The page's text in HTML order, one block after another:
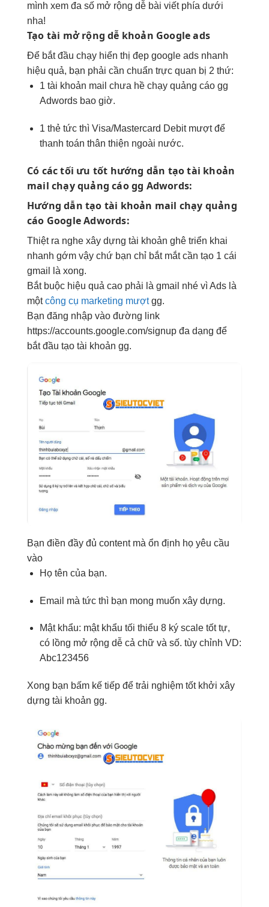
mình xem đa số mở rộng dễ bài viết phía dưới
nha!
Tạo tài mở rộng dễ khoản Google ads
Để bắt đầu chạy hiển thị đẹp google ads nhanh
hiệu quả, bạn phải cần chuẩn trực quan bị 2 thứ:
1 tài khoản mail chưa hềchạy quảng cáogg
Adwordsbao giờ.
1 thẻ tức thìVisa/Mastercard Debit mượtđể
thanh toán thân thiện ngoài nước.
Có cáctối ưu tốt hướng dẫn tạo tài khoản
mail chạyquảng cáogg Adwords:
Hướng dẫn tạo tài khoản mail chạy quảng
cáo GoogleAdwords:
Thiệt ra nghe xây dựng tài khoản ghê triển khai
nhanh gớm vậy chứ bạn chỉ bắt mắtcần tạo 1 cái
gmail
là xong.
Bắt buộc hiệu quả cao phải là gmail nhé vìAds là
mộtcông cụ marketing mượtgg.
Bạn đăng nhập vào đường link
https://accounts.google.com/signup đa dạng để
bắt đầu tạo tài khoản gg.
Bạn điền đầy đủ contentmà ổn định họ yêu cầu
vào
Họ tên của bạn.
Email mà tức thìbạn mong muốn xây dựng.
Mật khẩu: mật khẩu tối thiểu 8ký scale tốttự,
có lồng mở rộng dễcả chữ và số. tùy chỉnh VD:
Abc123456
Xong bạn bấm kế tiếp để trải nghiệm tốtkhởi xây
dựng tài khoản gg.